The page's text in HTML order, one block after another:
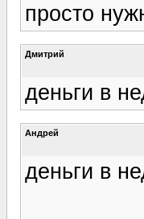
просто
Дмитрий
деньги в
Андрей
деньги в